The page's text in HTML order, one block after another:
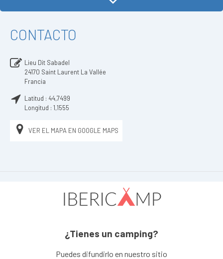
CONTACTO
Lieu Dit Sabadel
24170 Saint Laurent La Vallée
Francia
Latitud : 44,7499
Longitud : 1,1555
VER EL MAPA EN GOOGLE MAPS
¿Tienes un camping?
Puedes difundirlo en nuestro sitio